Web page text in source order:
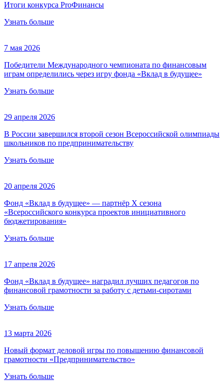
Итоги конкурса ProФинансы
Узнать больше
7 мая 2026
Победители Международного чемпионата по финансовым
играм определились через игру фонда «Вклад в будущее»
Узнать больше
29 апреля 2026
В России завершился второй сезон Всероссийской олимпиады
школьников по предпринимательству
Узнать больше
20 апреля 2026
Фонд «Вклад в будущее» — партнёр Х сезона
«Всероссийского конкурса проектов инициативного
бюджетирования»
Узнать больше
17 апреля 2026
Фонд «Вклад в будущее» наградил лучших педагогов по
финансовой грамотности за работу с детьми-сиротами
Узнать больше
13 марта 2026
Новый формат деловой игры по повышению финансовой
грамотности «Предпринимательство»
Узнать больше